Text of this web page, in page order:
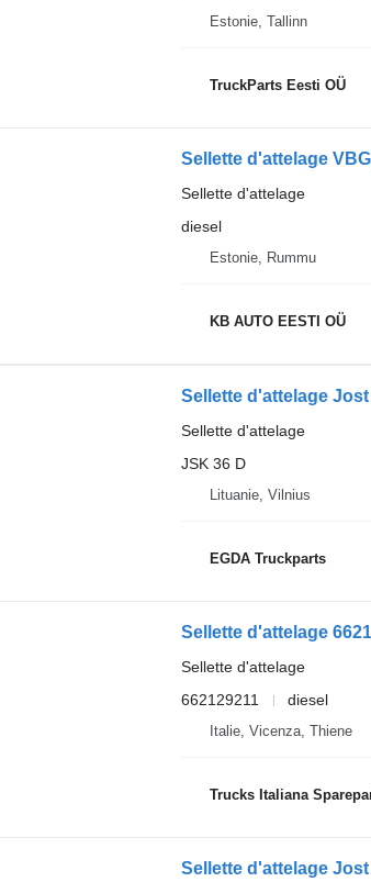
Estonie, Tallinn
TruckParts Eesti OÜ
Sellette d'attelage
Sellette d'attelage
diesel
Estonie, Rummu
KB AUTO EESTI OÜ
Sellette d'attelage
Sellette d'attelage
JSK 36 D
Lituanie, Vilnius
EGDA Truckparts
Sellette d'attelage
Sellette d'attelage
662129211
diesel
Italie, Vicenza, Thiene
Trucks Italiana
Sellette d'attelage